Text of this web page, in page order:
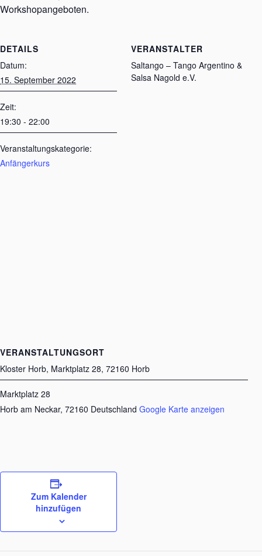
Workshopangeboten.
DETAILS
Datum:
15. September 2022
Zeit:
19:30 - 22:00
Veranstaltungskategorie:
Anfängerkurs
VERANSTALTER
Saltango – Tango Argentino &
Salsa Nagold e.V.
VERANSTALTUNGSORT
Kloster Horb, Marktplatz 28, 72160 Horb
Marktplatz 28
Horb am Neckar, 72160 Deutschland Google Karte anzeigen
Zum Kalender
hinzufügen